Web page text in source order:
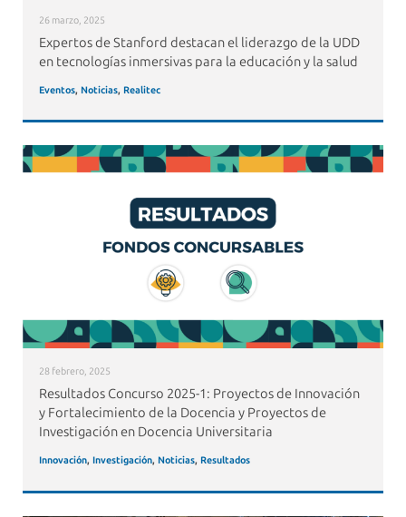
26 marzo, 2025
Expertos de Stanford destacan el liderazgo de la UDD
en tecnologías inmersivas para la educación y la salud
Eventos, Noticias, Realitec
28 febrero, 2025
Resultados Concurso 2025-1: Proyectos de Innovación
y Fortalecimiento de la Docencia y Proyectos de
Investigación en Docencia Universitaria
Innovación, Investigación, Noticias, Resultados